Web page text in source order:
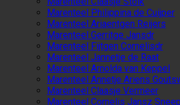
Marenteel Philippina de Cuijper
Marenteel Ariaentgen Reijers
Marenteel Gerritge Jansdr
Marenteel Fijtgen Cornelisdr
Marenteel Jannetje de Raat
Marenteel Arnolda van Keppel
Marenteel Annetje Ariens
Marenteel Claasje Vermeer
Marenteel Cornelis Jansz Sneep